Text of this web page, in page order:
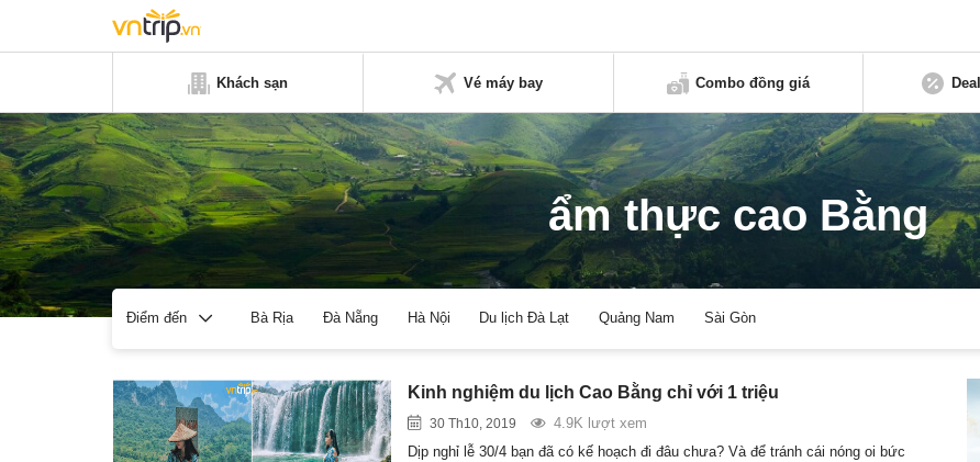
Khách sạn Vé máy bay Combo đồng giá
ẩm thực cao Bằng
Điểm đến Bà Rịa Đà Nẵng Hà Nội Du lịch Đà Lạt Quảng Nam Sài Gòn
Kinh nghiệm du lịch Cao Bằng chỉ với 1 triệu
30 Th10, 2019
4.9K lượt xem
Dịp nghỉ lễ 30/4 bạn đã có kế hoạch đi đâu chưa? Và để tránh cái nóng oi bức